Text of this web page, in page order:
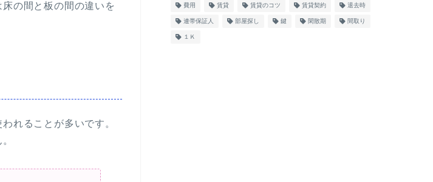
の間と板の間の違いを
れることが多いです。
費用 賃貸 賃貸のコツ 賃貸契約 退去時
連帯保証人 部屋探し 鍵 閑散期 間取り
１Ｋ